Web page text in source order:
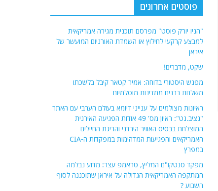
פוסטים אחרונים
"הניו יורק פוסט" מפרסם תוכנית מגירה אמריקאית
למבצע קרקעי לחילוץ או השמדת האורניום המועשר של
איראן
שקט, מדברים!
מפגש היסטורי בדוחה: אמיר קטאר קיבל בלשכתו
משלחת רבנים ממדינות מוסלמיות
ראיונות מצולמים על ענייני דיומא בעולם הערבי עם האתר
"נציב.נט": ראיון מס' 49 אודות הפגיעה האירנית
המוצלחת בבסיס האוויר הירדני והריגת החיילים
האמריקאים והפגיעות המדהימות במפקדות ה-CIA
במפרץ
מפקד סנטקו"ם המליץ, טראמפ עצר: מדוע נבלמה
המתקפה האמריקאית הגדולה על איראן שתוכננה לסוף
השבוע ?